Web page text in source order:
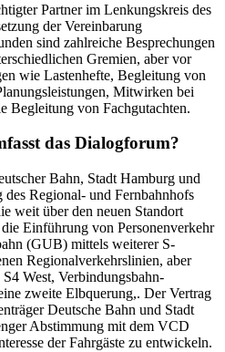
Partner im Lenkungskreis des
der Vereinbarung
sind zahlreiche Besprechungen
Gremien, aber vor
wie Lastenhefte, Begleitung von
Mitwirken bei
Begleitung von Fachgutachten.
das Dialogforum?
Bahn, Stadt Hamburg und
Regional- und Fernbahnhofs
weit über den neuen Standort
Einführung von Personenverkehr
(GUB) mittels weiterer S-
Regionalverkehrslinien, aber
West, Verbindungsbahn-
zweite Elbquerung,. Der Vertrag
Deutsche Bahn und Stadt
Abstimmung mit dem VCD
der Fahrgäste zu entwickeln.